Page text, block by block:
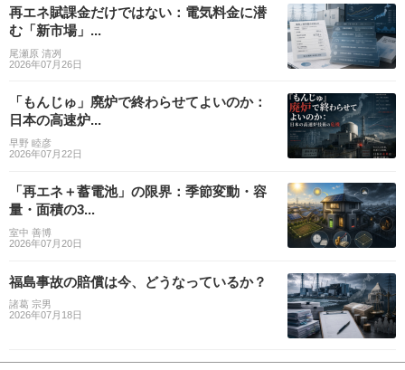
再エネ賦課金だけではない：電気料金に潜
む「新市場」...
尾瀬原 清冽
2026年07月26日
「もんじゅ」廃炉で終わらせてよいのか：
日本の高速炉...
早野 睦彦
2026年07月22日
「再エネ＋蓄電池」の限界：季節変動・容
量・面積の3...
室中 善博
2026年07月20日
福島事故の賠償は今、どうなっているか？
諸葛 宗男
2026年07月18日